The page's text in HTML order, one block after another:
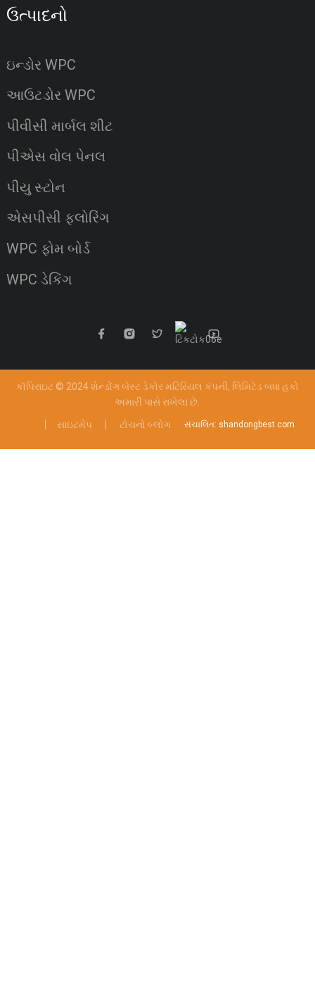
ઉત્પાદનો
ઇન્ડોર WPC
આઉટડોર WPC
પીવીસી માર્બલ શીટ
પીએસ વોલ પેનલ
પીયુ સ્ટોન
એસપીસી ફ્લોરિંગ
WPC ફોમ બોર્ડ
WPC ડેકિંગ
કૉપિરાઇટ © 2024 શેન્ડોંગ બેસ્ટ ડેકોર મટિરિયલ કંપની, લિમિટેડ બધા હકો
અમારી પાસે રાખેલા છે.
સાઇટમેપ
ટોચનો બ્લોગ સંચાલિત: shandongbest.com